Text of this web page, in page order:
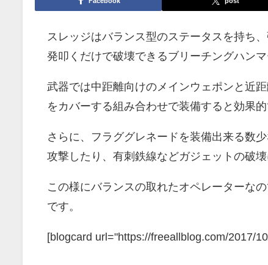
スレッジはバランス型のステータスを持ち
発叩くだけで破壊できるブリーチングハン
武器では中距離向けのメインウェポンと近
をカバーする組み合わせで装備すると効果的
さらに、フラググレネードを装備出来る数
攻撃したり、有刺鉄線などガジェットの破壊
この様にバランスの取れたオペレーターな
です。
[blogcard url="https://freeallblog.com/2017/